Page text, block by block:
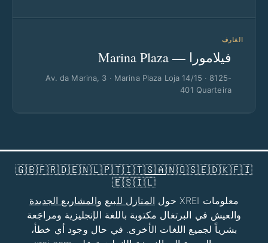
الغارف
فيلامورا — Marina Plaza
Av. da Marina, 3 · Marina Plaza Loja 14/15 · 8125-
401 Quarteira
🇬🇧🇫🇷🇩🇪🇳🇱🇵🇹🇮🇹🇸🇦🇳🇴🇸🇪🇩🇰🇫🇮
🇪🇸🇮🇱
معلومات XREI حول المنازل للبيع والمشاريع الجديدة
والعيش في البرتغال مكتوبة باللغة الإنجليزية ومراجَعة
بشرياً لجميع اللغات الأخرى. في حال وجود أي خطأ،